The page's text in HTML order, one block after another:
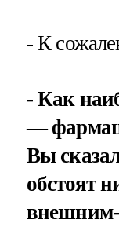
- К
- Как
—
Вы
обстоят
внешним-